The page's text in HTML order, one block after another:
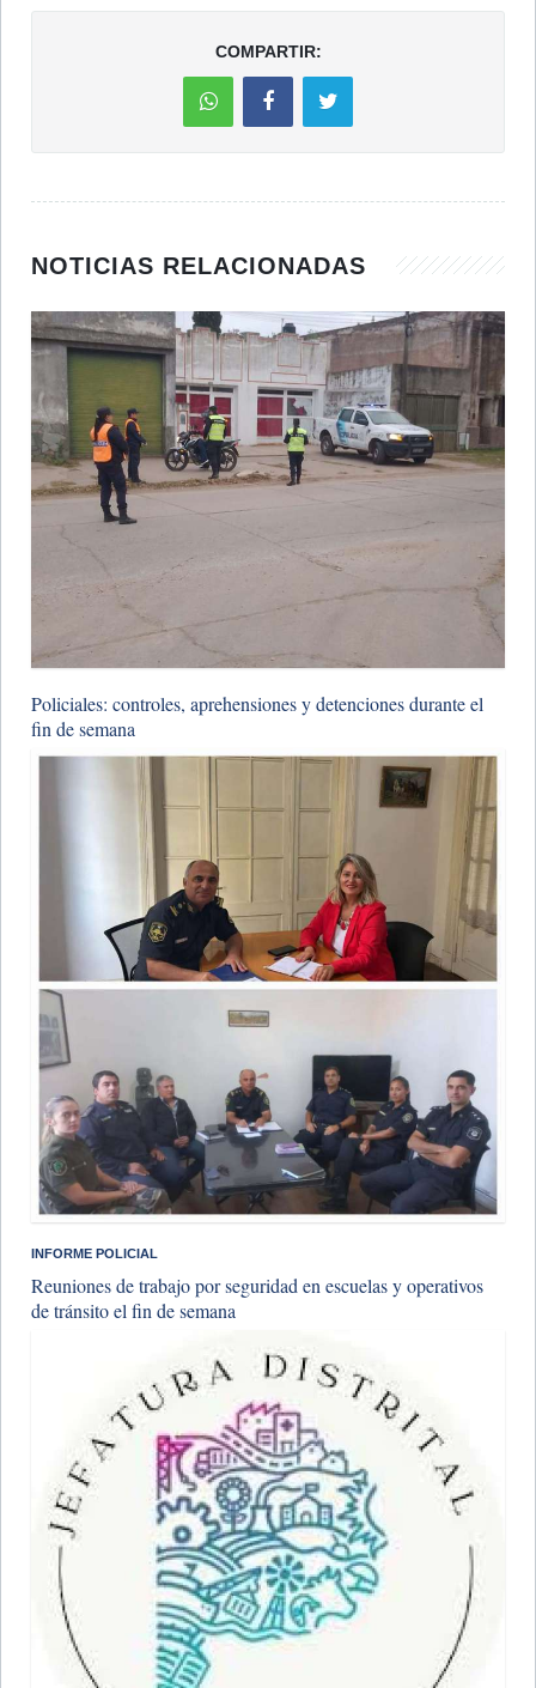
COMPARTIR:
NOTICIAS RELACIONADAS
Policiales: controles, aprehensiones y detenciones durante el
fin de semana
INFORME POLICIAL
Reuniones de trabajo por seguridad en escuelas y operativos
de tránsito el fin de semana